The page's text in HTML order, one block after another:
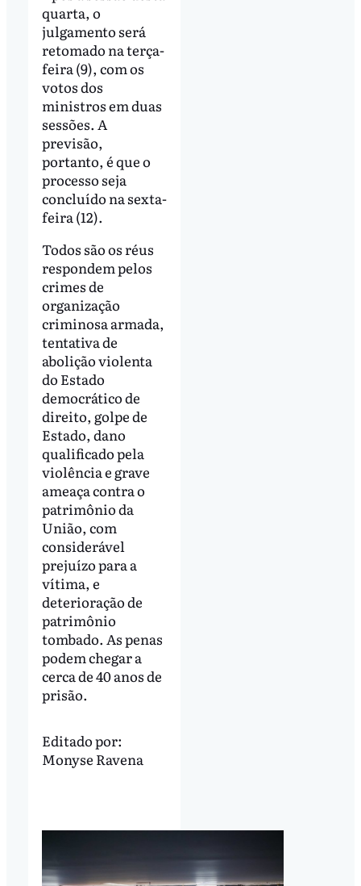
quarta, o
julgamento será
retomado na terça-
feira (9), com os
votos dos
ministros em duas
sessões. A
previsão,
portanto, é que o
processo seja
concluído na sexta-
feira (12).
Todos são os réus
respondem pelos
crimes de
organização
criminosa armada,
tentativa de
abolição violenta
do Estado
democrático de
direito, golpe de
Estado, dano
qualificado pela
violência e grave
ameaça contra o
patrimônio da
União, com
considerável
prejuízo para a
vítima, e
deterioração de
patrimônio
tombado. As penas
podem chegar a
cerca de 40 anos de
prisão.
Editado por:
Monyse Ravena